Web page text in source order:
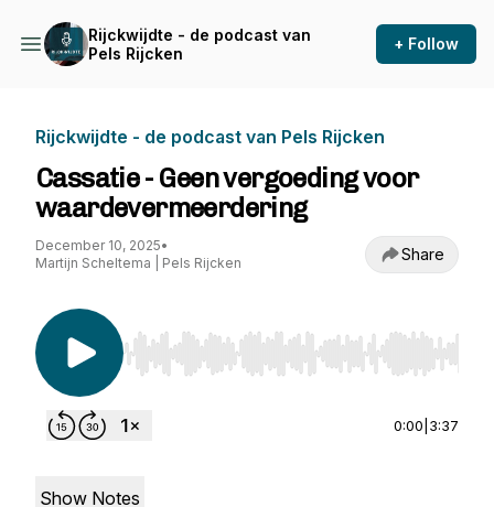
Rijckwijdte - de podcast van
Pels Rijcken
+ Follow
Rijckwijdte - de podcast van Pels Rijcken
Cassatie - Geen vergoeding voor
waardevermeerdering
December 10, 2025•
Martijn Scheltema | Pels Rijcken
Share
Use Left/Right to seek, Home/End to jump to
0:00 3:37
Show Notes